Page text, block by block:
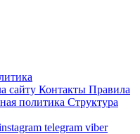
сайту Контакты Правила
политика Структура
telegram viber